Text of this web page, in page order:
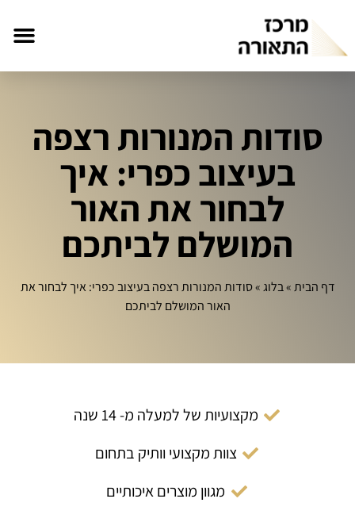
סודות המנורות רצפה
בעיצוב כפרי: איך
לבחור את האור
המושלם לביתכם
דף הבית»בלוג»סודות המנורות רצפה בעיצוב כפרי: איך לבחור את
האור המושלם לביתכם
מקצועיות של למעלה מ- 14 שנה
צוות מקצועי וותיק בתחום
מגוון מוצרים איכותיים